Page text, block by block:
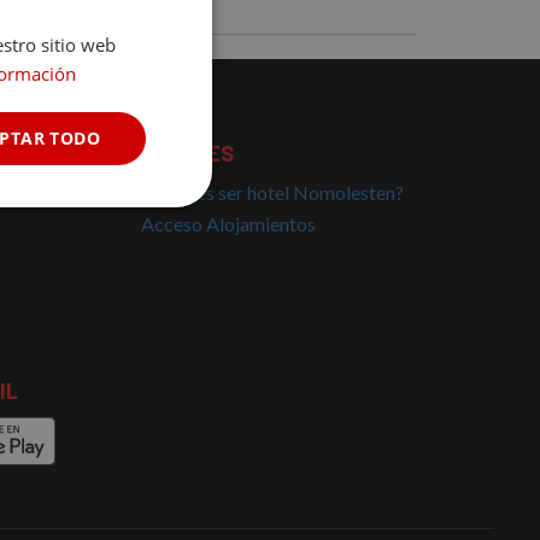
HOTELES
¿Quieres ser hotel Nomolesten?
Acceso Alojamientos
sitio web
TODO
Cookies no
de funcionalidad